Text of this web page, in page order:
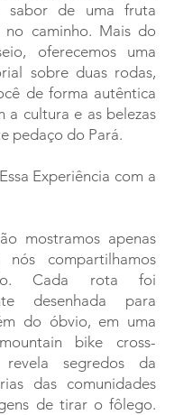
sabor de uma fruta
no caminho. Mais do
oferecemos uma
sobre duas rodas,
de forma autêntica
a cultura e as belezas
pedaço do Pará.
Experiência com a
mostramos apenas
nós compartilhamos
Cada rota foi
desenhada para
do óbvio, em uma
bike cross-
segredos da
das comunidades
de tirar o fôlego.